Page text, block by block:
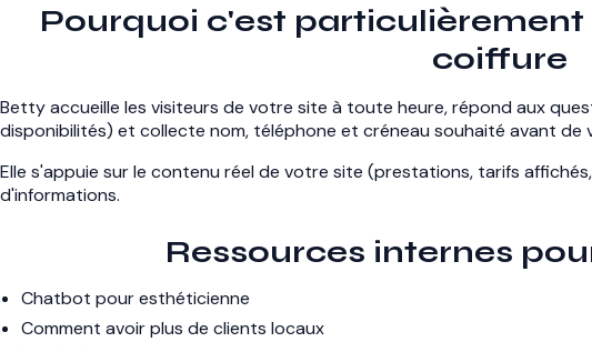
Pourquoi c'est
coiffure
Betty accueille les visiteurs de votre site à toute heure, répond aux
disponibilités) et collecte nom, téléphone et créneau souhaité avant de
Elle s'appuie sur le contenu réel de votre site (prestations, tarifs
d'informations.
Ressources internes
Chatbot pour esthéticienne
Comment avoir plus de clients locaux